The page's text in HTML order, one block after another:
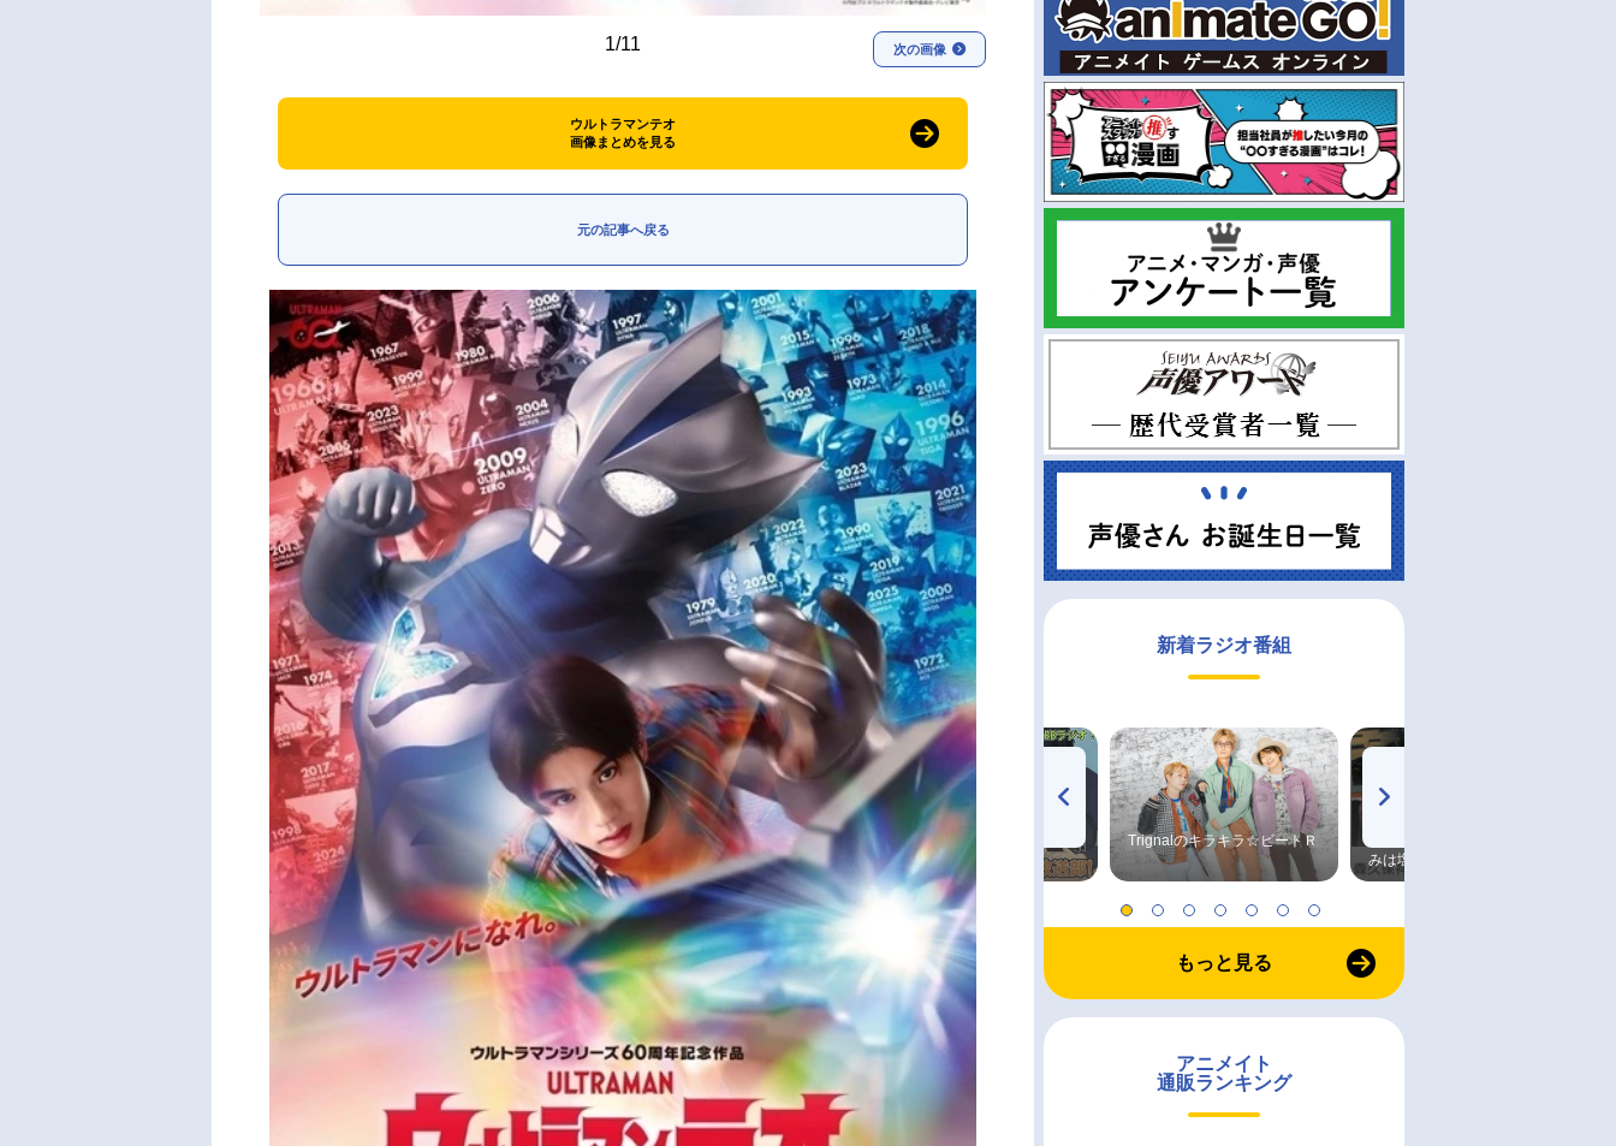
1/11 次の画像
ウルトラマンテオ
画像まとめを見る
元の記事へ戻る
新着ラジオ番組
TVアニメ『戦隊大失格』
radio 大直会 2nd season
ハイキュー!! 烏野高校放送部! Trignalのキラキラ☆ビートＲ
みは塩だけ
もっと見る
アニメイト
通販ランキング